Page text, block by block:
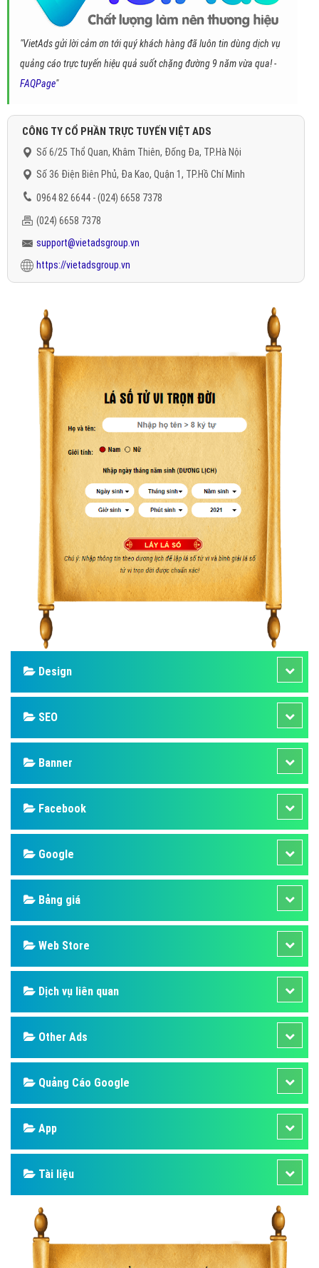
"VietAds gửi lời cảm ơn tới quý khách hàng đã luôn tin dùng dịch vụ
quảng cáo trực tuyến hiệu quả suốt chặng đường 9 năm vừa qua! -
FAQPage"
CÔNG TY CỔ PHẦN TRỰC TUYẾN VIỆT ADS
Số 6/25 Thổ Quan, Khâm Thiên, Đống Đa, TP.Hà Nội
Số 36 Điện Biên Phủ, Đa Kao, Quận 1, TP.Hồ Chí Minh
0964 82 6644 - (024) 6658 7378
(024) 6658 7378
support@vietadsgroup.vn
https://vietadsgroup.vn
Design
SEO
Banner
Facebook
Google
Bảng giá
Web Store
Dịch vụ liên quan
Other Ads
Quảng Cáo Google
App
Tài liệu